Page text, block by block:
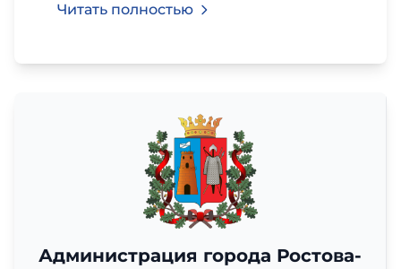
Читать полностью
Администрация города Ростова-